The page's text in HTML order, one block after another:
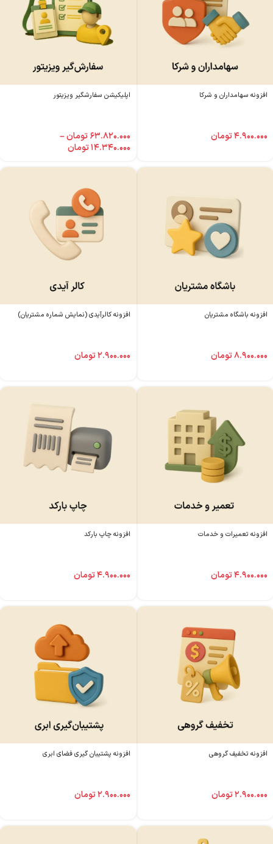
افزونه سهامداران و شرکا
۴.۹۰۰.۰۰۰تومان
اپلیکیشن سفارشگیر ویزیتور
۶۳.۸۲۰.۰۰۰تومان–
۱۴.۳۴۰.۰۰۰تومان
افزونه باشگاه مشتریان
۸.۹۰۰.۰۰۰تومان
افزونه کالرآیدی (نمایش شماره مشتریان)
۲.۹۰۰.۰۰۰تومان
افزونه تعمیرات و خدمات
۴.۹۰۰.۰۰۰تومان
افزونه چاپ بارکد
۴.۹۰۰.۰۰۰تومان
افزونه تخفیف گروهی
۲.۹۰۰.۰۰۰تومان
افزونه پشتیبان گیری فضای ابری
۲.۹۰۰.۰۰۰تومان